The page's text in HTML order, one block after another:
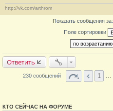
б
щ
е
0
http://vk.com/arthrom
Показать сообщения за:
Поле сортировки
Ответить
230 сообщений 1 …
КТО СЕЙЧАС НА ФОРУМЕ